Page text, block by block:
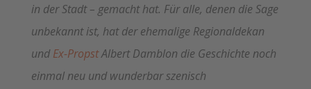
in der Stadt – gemacht hat. Für alle, denen die Sage
unbekannt ist, hat der ehemalige Regionaldekan
und Ex-PropstAlbert Damblon die Geschichte noch
einmal neu und wunderbar szenisch